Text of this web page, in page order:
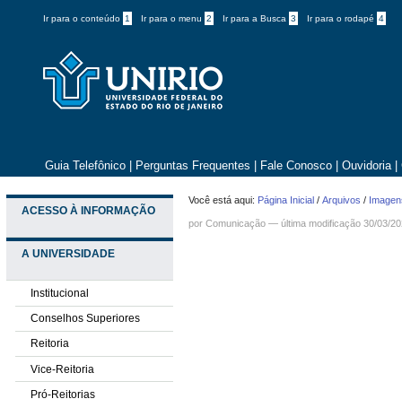
Ir para o conteúdo 1 Ir para o menu 2 Ir para a Busca 3 Ir para o rodapé 4
Guia Telefônico Perguntas Frequentes Fale Conosco Ouvidoria
ACESSO À INFORMAÇÃO
A UNIVERSIDADE
Institucional
Conselhos Superiores
Reitoria
Vice-Reitoria
Pró-Reitorias
Você está aqui: Página Inicial /Arquivos /
porComunicação —última modificação 30/03/